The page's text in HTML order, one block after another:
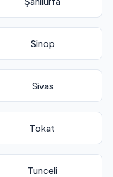
Sinop
Sivas
Tokat
Tunceli